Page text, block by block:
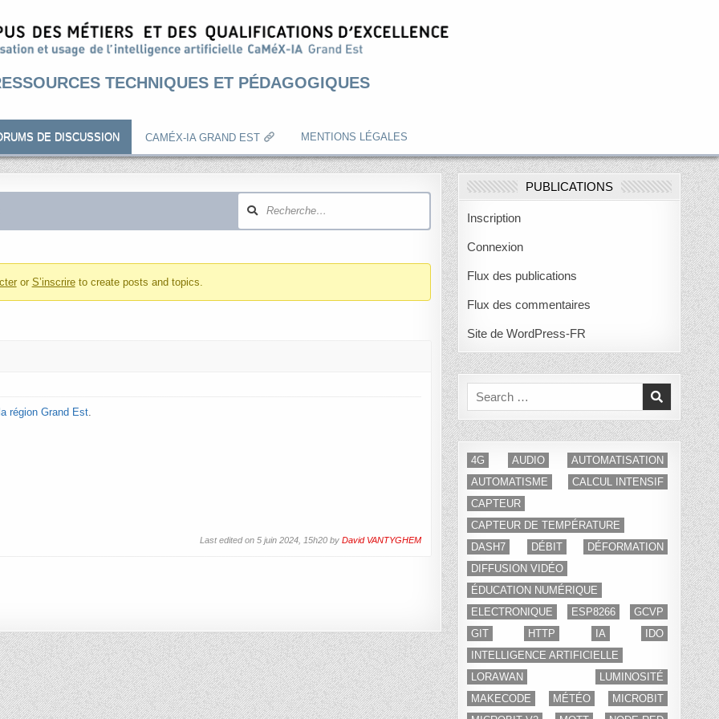
TECHNIQUES ET PÉDAGOGIQUES
DE DISCUSSION CAMÉX-IA GRAND EST MENTIONS LÉGALES
or S’inscrireto create posts and topics.
région Grand Est.
Last edited on 5 juin 2024, 15h20 by David VANTYGHEM
PUBLICATIONS
Inscription
Connexion
Flux des publications
Flux des commentaires
Site de WordPress-FR
Search
for:
4G AUDIO
AUTOMATISATION
AUTOMATISME
CALCUL INTENSIF
CAPTEUR
CAPTEUR DE TEMPÉRATURE
DASH7
DÉBIT
DÉFORMATION
DIFFUSION VIDÉO
ÉDUCATION NUMÉRIQUE
ELECTRONIQUE
ESP8266
GCVP
GIT
HTTP IA
IDO
INTELLIGENCE ARTIFICIELLE
LORAWAN
LUMINOSITÉ
MAKECODE
MÉTÉO
MICROBIT